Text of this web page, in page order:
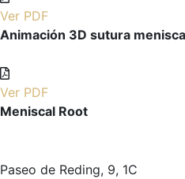
Ver PDF
Animación 3D sutura
Ver PDF
Meniscal Root
Paseo de Reding, 9, 1C